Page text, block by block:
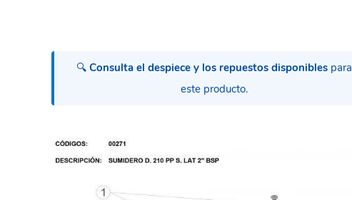
🔍 Consulta el despiece y los repuestos disponiblespara
este producto.